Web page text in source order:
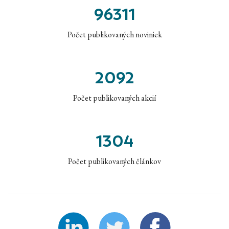
96311
Počet publikovaných noviniek
2092
Počet publikovaných akcií
1304
Počet publikovaných článkov